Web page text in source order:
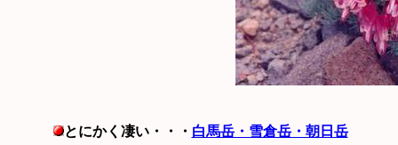
とにかく凄い・・・ 白馬岳・雪倉岳・朝日岳